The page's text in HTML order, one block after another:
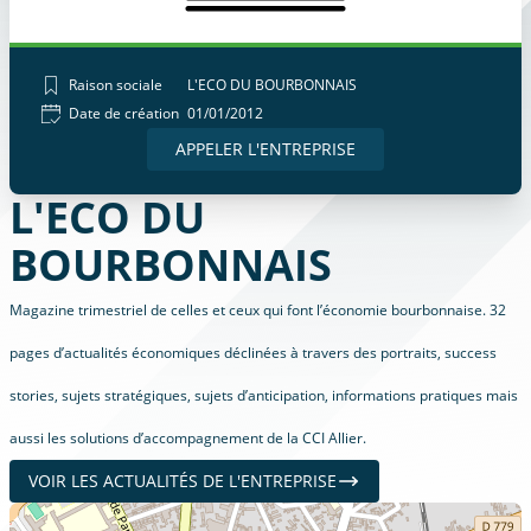
Raison sociale
L'ECO DU BOURBONNAIS
Date de création 01/01/2012
APPELER L'ENTREPRISE
L'ECO DU
BOURBONNAIS
Magazine trimestriel de celles et ceux qui font l’économie bourbonnaise. 32
pages d’actualités économiques déclinées à travers des portraits, success
stories, sujets stratégiques, sujets d’anticipation, informations pratiques mais
aussi les solutions d’accompagnement de la CCI Allier.
VOIR LES ACTUALITÉS DE L'ENTREPRISE